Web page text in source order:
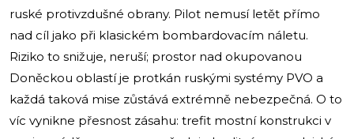
ruské protivzdušné obrany. Pilot nemusí letět přímo
nad cíl jako při klasickém bombardovacím náletu.
Riziko to snižuje, neruší; prostor nad okupovanou
Doněckou oblastí je protkán ruskými systémy PVO a
každá taková mise zůstává extrémně nebezpečná. O to
víc vynikne přesnost zásahu: trefit mostní konstrukci v